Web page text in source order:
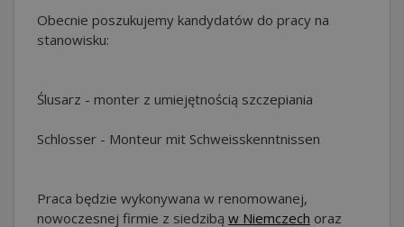
Obecnie poszukujemy kandydatów do pracy na
stanowisku:
Ślusarz - monter z umiejętnością szczepiania
Schlosser - Monteur mit Schweisskenntnissen
Praca będzie wykonywana w renomowanej,
nowoczesnej firmie z siedzibą w Niemczech oraz